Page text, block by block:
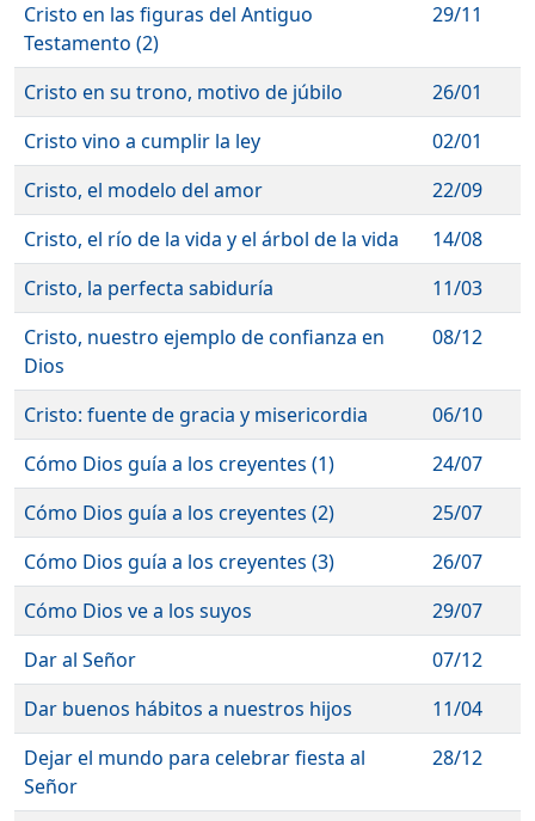
Cristo en las figuras del Antiguo
Testamento (2)
29/11
Cristo en su trono, motivo de júbilo
26/01
Cristo vino a cumplir la ley
02/01
Cristo, el modelo del amor
22/09
Cristo, el río de la vida y el árbol de la vida
14/08
Cristo, la perfecta sabiduría
11/03
Cristo, nuestro ejemplo de confianza en
Dios
08/12
Cristo: fuente de gracia y misericordia
06/10
Cómo Dios guía a los creyentes (1)
24/07
Cómo Dios guía a los creyentes (2)
25/07
Cómo Dios guía a los creyentes (3)
26/07
Cómo Dios ve a los suyos
29/07
Dar al Señor
07/12
Dar buenos hábitos a nuestros hijos
11/04
Dejar el mundo para celebrar fiesta al
Señor
28/12